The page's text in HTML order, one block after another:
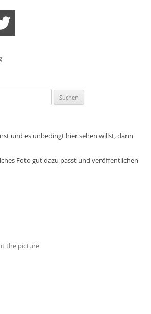
und es unbedingt hier sehen willst, dann
Foto gut dazu passt und veröffentlichen
the picture